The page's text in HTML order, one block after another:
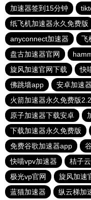
加速器签到15分钟
纸飞机加速器永久免费版
anyconnect加速器
飞
盘古加速器官网
旋风加速官网下载
快
佛跳墙app
安卓加速
火箭加速器永久免费版
原子加速器下载安卓
下载加速器永久免费版
免费谷歌加速器app
快喵vpv加速器
桔子云
极光vp官网
旋风加速
蓝猫加速器
纵云梯加